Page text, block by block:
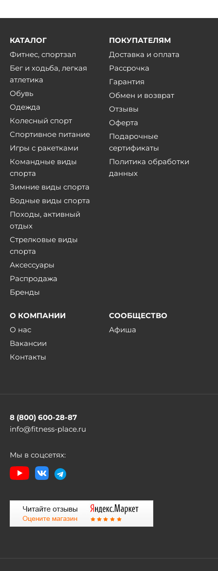
КАТАЛОГ
Фитнес, спортзал
Бег и ходьба, легкая
атлетика
Обувь
Одежда
Колесный спорт
Спортивное питание
Игры с ракетками
Командные виды
спорта
Зимние виды спорта
Водные виды спорта
Походы, активный
отдых
Стрелковые виды
спорта
Аксессуары
Распродажа
Бренды
ПОКУПАТЕЛЯМ
Доставка и оплата
Рассрочка
Гарантия
Обмен и возврат
Отзывы
Оферта
Подарочные
сертификаты
Политика обработки
данных
О КОМПАНИИ
О нас
Вакансии
Контакты
СООБЩЕСТВО
Афиша
8 (800) 600-28-87
info@fitness-place.ru
Мы в соцсетях: